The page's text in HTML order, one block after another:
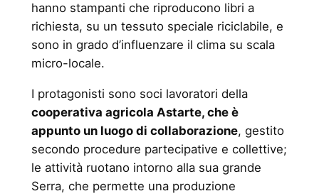
hanno stampanti che riproducono libri a
richiesta, su un tessuto speciale riciclabile, e
sono in grado d’influenzare il clima su scala
micro-locale.
I protagonisti sono soci lavoratori della
cooperativa agricola Astarte, che è
appunto un luogo di collaborazione, gestito
secondo procedure partecipative e collettive;
le attività ruotano intorno alla sua grande
Serra, che permette una produzione